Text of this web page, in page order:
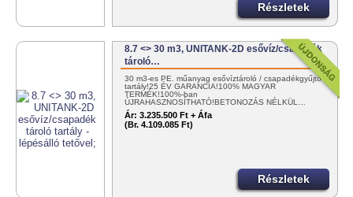
Részletek
8.7 <> 30 m3, UNITANK-2D esővíz/csapadék
tároló…
30 m3-es PE. műanyag esővíztároló / csapadékgyűjtő
tartály!25 ÉV GARANCIA!100% MAGYAR
TERMÉK!100%-ban
ÚJRAHASZNOSÍTHATÓ!BETONOZÁS NÉLKÜL…
Ár: 3.235.500 Ft + Áfa
(Br. 4.109.085 Ft)
Részletek